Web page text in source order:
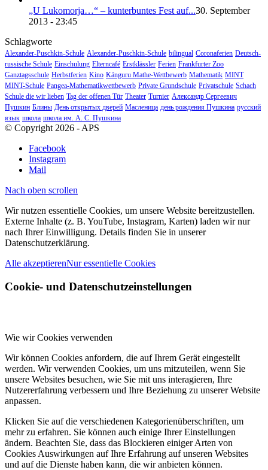
„U Lukomorja…“ – kunterbuntes Fest auf...30. September
2013 - 23:45
Schlagworte
Alexander-Puschkin-Schule Alexander-Puschkin-Schule bilingual Coronaferien Deutsch-
russische Schule Einschulung Elterncafé Erstklässler Ferien Frankfurter Zoo
Ganztagsschule Herbstferien Kino Känguru Mathe-Wettbewerb Mathematik MINT
MINT-Schule Pangea-Mathematikwettbewerb Private Grundschule Privatschule Schach
Schule die wir lieben Tag der offenen Tür Theater Turnier Александр Сергеевич
Пушкин Блины День открытых дверей Масленица день рождения Пушкина русский
язык школа школа им. А. С. Пушкина
© Copyright 2026 - APS
Facebook
Instagram
Mail
Nach oben scrollen
Wir nutzen essentielle Cookies, um unsere Website bereitzustellen.
Externe Inhalte (z. B. YouTube, Instagram, Karten) laden wir nur
nach Ihrer Einwilligung. Details finden Sie in unserer
Datenschutzerklärung.
Alle akzeptierenNur essentielle Cookies
Cookie- und Datenschutzeinstellungen
Wie wir Cookies verwenden
Wir können Cookies anfordern, die auf Ihrem Gerät eingestellt
werden. Wir verwenden Cookies, um uns mitzuteilen, wenn Sie
unsere Websites besuchen, wie Sie mit uns interagieren, Ihre
Nutzererfahrung verbessern und Ihre Beziehung zu unserer Website
anpassen.
Klicken Sie auf die verschiedenen Kategorienüberschriften, um
mehr zu erfahren. Sie können auch einige Ihrer Einstellungen
ändern. Beachten Sie, dass das Blockieren einiger Arten von
Cookies Auswirkungen auf Ihre Erfahrung auf unseren Websites
und auf die Dienste haben kann, die wir anbieten können.